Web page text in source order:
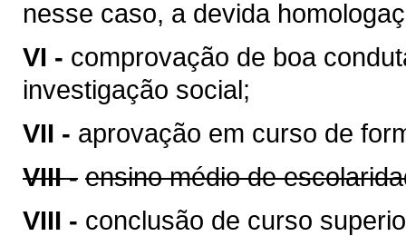
nesse caso, a devida
VI - comprovação de boa
investigação social;
VII - aprovação em curso de
VIII - ensino médio de
VIII - conclusão de curso